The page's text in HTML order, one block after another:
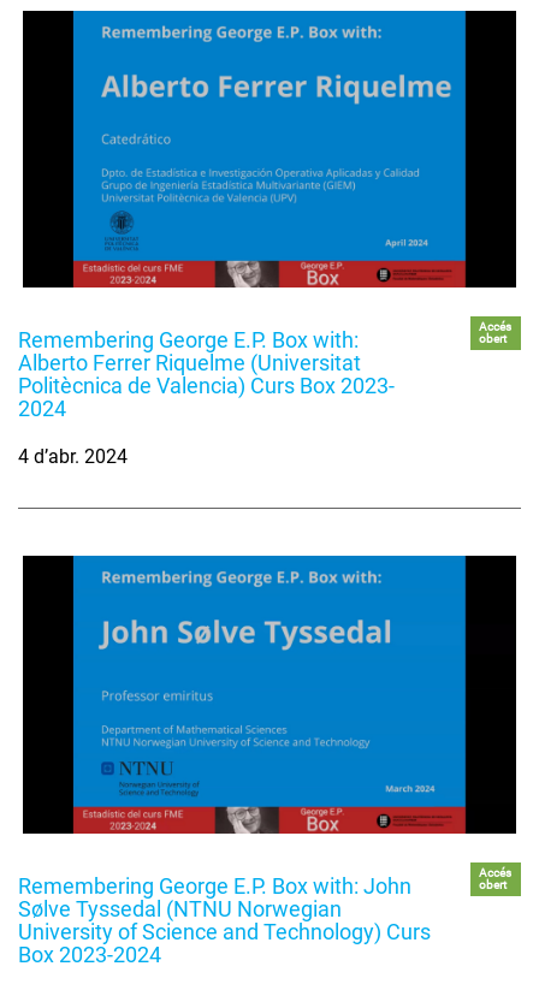
Remembering George E.P. Box with:
Alberto Ferrer Riquelme (Universitat
Politècnica de Valencia) Curs Box 2023-
2024
Accés
obert
4 d’abr. 2024
Remembering George E.P. Box with: John
Sølve Tyssedal (NTNU Norwegian
University of Science and Technology) Curs
Box 2023-2024
Accés
obert